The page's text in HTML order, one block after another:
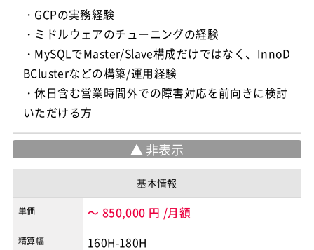
・GCPの実務経験
・ミドルウェアのチューニングの経験
・MySQLでMaster/Slave構成だけではなく、InnoD
BClusterなどの構築/運用経験
・休日含む営業時間外での障害対応を前向きに検討
いただける方
基本情報
単価 ～ 850,000 円 /月額
精算幅 160H-180H